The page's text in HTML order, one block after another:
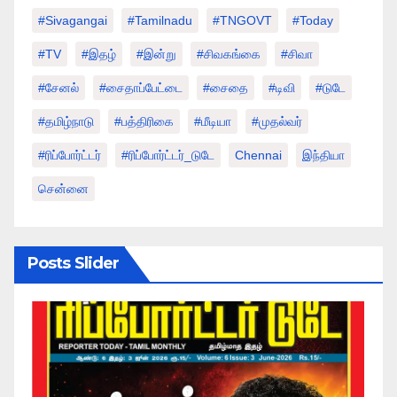
#sivagangai #tamilnadu #TNGOVT #today
#TV #இதழ் #இன்று #சிவகங்கை #சிவா
#சேனல் #சைதாப்பேட்டை #சைதை #டிவி #டுடே
#தமிழ்நாடு #பத்திரிகை #மீடியா #முதல்வர்
#ரிப்போர்ட்டர் #ரிப்போர்ட்டர்_டுடே Chennai இந்தியா
சென்னை
Posts Slider